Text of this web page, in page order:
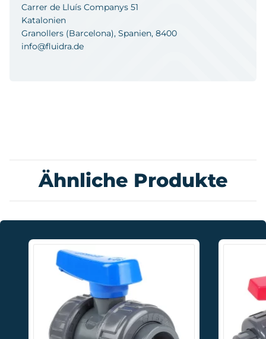
Carrer de Lluís Companys 51
Katalonien
Granollers (Barcelona), Spanien, 8400
info@fluidra.de
Ähnliche Produkte